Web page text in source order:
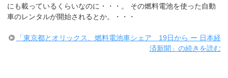
にも載っているくらいなのに・・・。 その燃料電池を使った自動
車のレンタルが開始されるとか。・・・
「東京都とオリックス、燃料電池車シェア 19日から ー 日本経
済新聞」の続きを読む